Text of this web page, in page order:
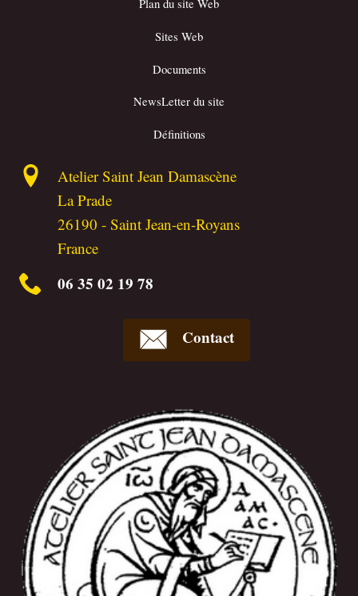
Plan du site Web
Sites Web
Documents
NewsLetter du site
Définitions
Atelier Saint Jean Damascène
La Prade
26190 -Saint Jean-en-Royans
France
06 35 02 19 78
Contact